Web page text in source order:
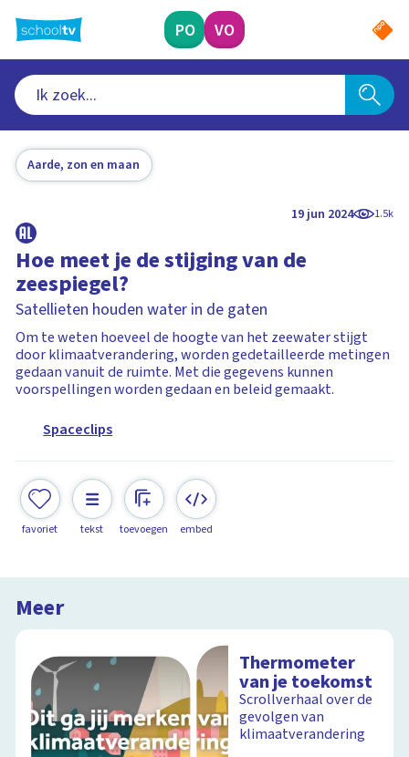
naar
hoofdinhoud
PO VO
Aarde, zon en maan
19 jun 2024 1.5k
Hoe meet je de stijging van de
zeespiegel?
Satellieten houden water in de gaten
Om te weten hoeveel de hoogte van het zeewater stijgt
door klimaatverandering, worden gedetailleerde metingen
gedaan vanuit de ruimte. Met die gegevens kunnen
voorspellingen worden gedaan en beleid gemaakt.
Spaceclips
favoriet tekst toevoegen embed
Meer
Thermometer
van je toekomst
Scrollverhaal over de
gevolgen van
klimaatverandering